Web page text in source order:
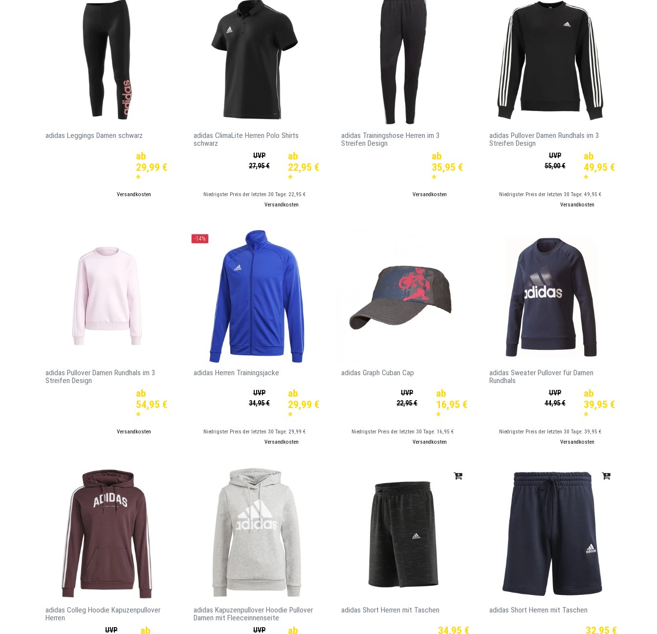
adidas Leggings Damen schwarz
ab
29,99 €
*
Versandkosten
adidas ClimaLite Herren Polo Shirts
schwarz
UVP
27,95 €
ab
22,95 €
*
Niedrigster Preis der letzten 30 Tage: 22,95 €
zzgl.Versandkosten
adidas Trainingshose Herren im 3
Streifen Design
ab
35,95 €
*
Versandkosten
adidas Pullover Damen Rundhals im 3
Streifen Design
UVP
55,00 €
ab
49,95 €
*
Niedrigster Preis der letzten 30 Tage:49,95 €
zzgl.Versandkosten
adidas Pullover Damen Rundhals im 3
Streifen Design
ab
54,95 €
*
Versandkosten
-14%
adidas Herren Trainingsjacke
UVP
34,95 €
ab
29,99 €
*
Niedrigster Preis der letzten 30 Tage: 29,99 €
zzgl.Versandkosten
adidas Graph Cuban Cap
UVP
22,95 €
ab
16,95 €
*
Niedrigster Preis der letzten 30 Tage: 16,95 €
Versandkosten
adidas Sweater Pullover für Damen
Rundhals
UVP
44,95 €
ab
39,95 €
*
Niedrigster Preis der letzten 30 Tage: 39,95 €
zzgl.Versandkosten
adidas Colleg Hoodie Kapuzenpullover
Herren
UVP
ab
adidas Kapuzenpullover Hoodie Pullover
Damen mit Fleeceinnenseite
UVP
ab
adidas Short Herren mit Taschen
34,95 €
adidas Short Herren mit Taschen
32,95 €